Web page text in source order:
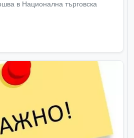
в Национална търговска